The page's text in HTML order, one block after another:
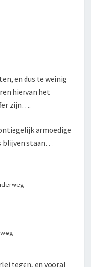
en dus te weinig
hiervan het
zijn….
armoedige
blijven staan…
tegen, en vooral